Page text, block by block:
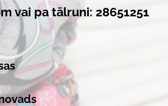
vai pa tālruni: 28651251